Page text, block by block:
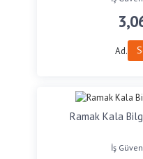
Ad.
Ramak Kala
İş